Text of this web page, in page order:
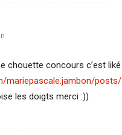
chouette concours c’est
mariepascale.jambon/posts/
les doigts merci :))